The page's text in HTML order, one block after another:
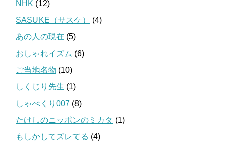
NHK (12)
SASUKE（サスケ）
(4)
あの人の現在 (5)
おしゃれイズム (6)
ご当地名物 (10)
しくじり先生 (1)
しゃべくり007 (8)
たけしのニッポンのミカタ (1)
もしかしてズレてる (4)